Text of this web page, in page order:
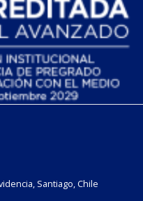
Santiago, Chile